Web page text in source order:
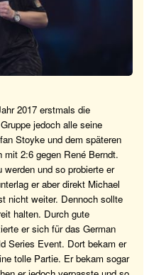
2017 erstmals die
jedoch alle seine
Stoyke und dem späteren
2:6 gegen René Berndt.
und so probierte er
er aber direkt Michael
nicht weiter. Dennoch sollte
halten. Durch gute
er sich für das German
Series Event. Dort bekam er
tolle Partie. Er bekam sogar